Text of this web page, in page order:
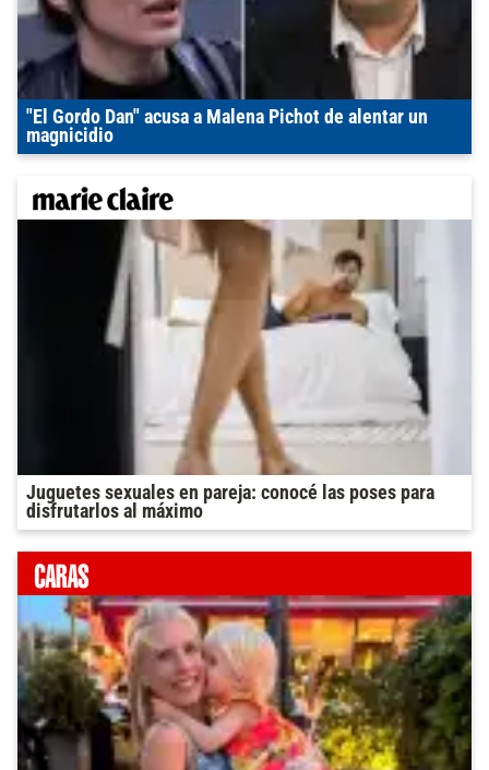
"El Gordo Dan" acusa a Malena Pichot de alentar un
magnicidio
Juguetes sexuales en pareja: conocé las poses para
disfrutarlos al máximo